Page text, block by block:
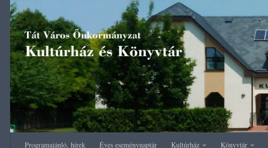
Skip to content
Programajánló, hírek Éves eseménynaptár Kultúrház Könyvtár